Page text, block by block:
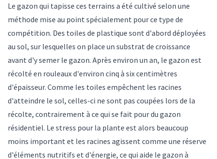
Le gazon qui tapisse ces terrains a été cultivé selon une
méthode mise au point spécialement pour ce type de
compétition. Des toiles de plastique sont d'abord déployées
au sol, sur lesquelles on place un substrat de croissance
avant d'y semer le gazon. Après environ un an, le gazon est
récolté en rouleaux d'environ cinq à six centimètres
d'épaisseur. Comme les toiles empêchent les racines
d'atteindre le sol, celles-ci ne sont pas coupées lors de la
récolte, contrairement à ce qui se fait pour du gazon
résidentiel. Le stress pour la plante est alors beaucoup
moins important et les racines agissent comme une réserve
d'éléments nutritifs et d'énergie, ce qui aide le gazon à